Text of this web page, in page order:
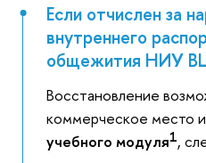
Если отчислен за
внутреннего
общежития НИУ
Восстановление
коммерческое место и
учебного модуля1,